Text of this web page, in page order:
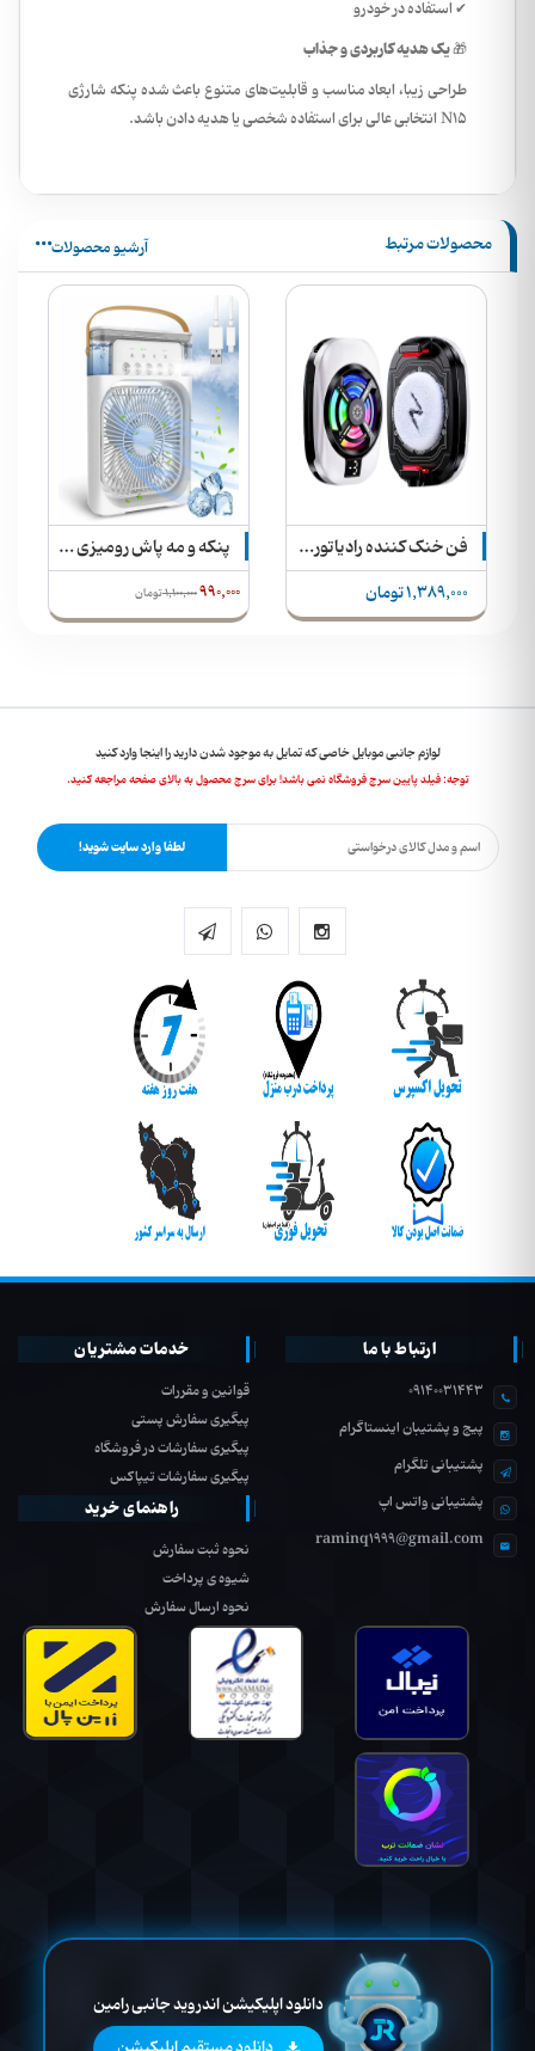
✔ استفاده در خودرو
🎁یک هدیه کاربردی و جذاب
طراحی زیبا، ابعاد مناسب و قابلیت‌های متنوع باعث شده پنکه شارژی
N15 انتخابی عالی برای استفاده شخصی یا هدیه دادن باشد.
محصولات مرتبط آرشیو محصولات
پنکه و مه پاش رومیزی مدل Air Cooling Fan + رنگ بندی در سه سایز
990,000
1,100,000تومان
فن خنک کننده گوشی موبایل مدل AL-08
336,000 تومان
لوازم جانبی موبایل خاصی که تمایل به موجود شدن دارید را اینجا وارد کنید
توجه: فیلد پایین سرچ فروشگاه نمی باشد! برای سرچ محصول به بالای صفحه مراجعه کنید.
لطفا وارد سایت شوید!
ارتباط با ما
09140031443
پیج و پشتیبان اینستاگرام
پشتیبانی تلگرام
پشتیبانی واتس اپ
raminq1999@gmail.com
خدمات مشتریان
قوانین و مقررات
پیگیری سفارش پستی
پیگیری سفارشات در فروشگاه
پیگیری سفارشات تیپاکس
راهنمای خرید
نحوه ثبت سفارش
شیوه ی پرداخت
نحوه ارسال سفارش
دانلود اپلیکیشن اندروید جانبی رامین